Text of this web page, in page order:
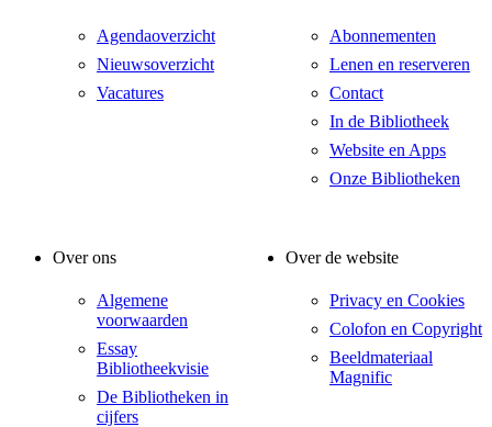
Agendaoverzicht
Nieuwsoverzicht
Vacatures
Abonnementen
Lenen en reserveren
Contact
In de Bibliotheek
Website en Apps
Onze Bibliotheken
Over ons
Algemene
voorwaarden
Essay
Bibliotheekvisie
De Bibliotheken in
cijfers
Over de website
Privacy en Cookies
Colofon en Copyright
Beeldmateriaal
Magnific